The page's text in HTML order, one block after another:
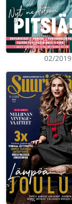
02/2019